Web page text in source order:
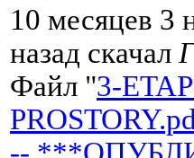
10 месяцев 3
назад скачал
Файл "3-